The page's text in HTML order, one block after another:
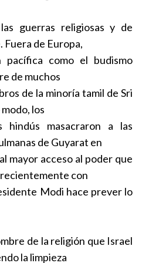
guerras religiosas y de
de Europa,
pacífica como el budismo
de muchos
de la minoría tamil de Sri
los
hindús masacraron a las
de Guyarat en
mayor acceso al poder que
con
Modi hace prever lo
de la religión que Israel
la limpieza